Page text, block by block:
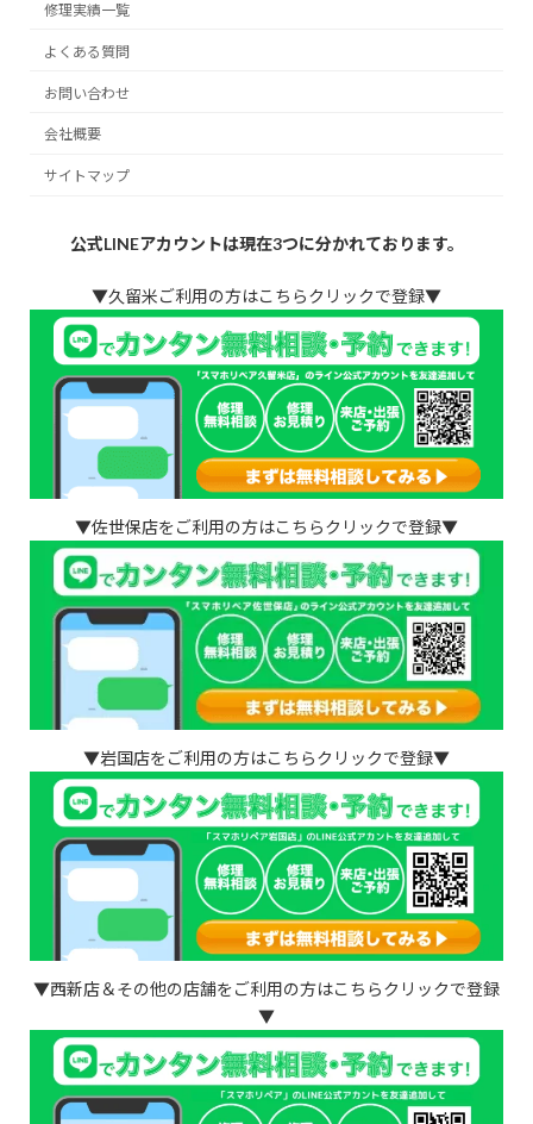
修理実績一覧
よくある質問
お問い合わせ
会社概要
サイトマップ
公式LINEアカウントは現在3つに分かれております。
▼久留米ご利用の方はこちらクリックで登録▼
▼佐世保店をご利用の方はこちらクリックで登録▼
▼岩国店をご利用の方はこちらクリックで登録▼
▼西新店＆その他の店舗をご利用の方はこちらクリックで登録
▼